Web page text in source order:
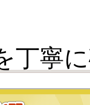
丁寧